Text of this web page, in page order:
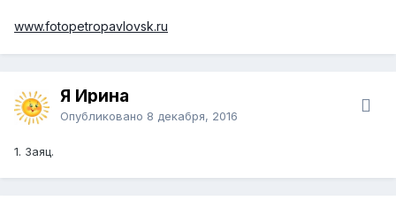
www.fotopetropavlovsk.ru
Я Ирина
Опубликовано 8 декабря, 2016
1. Заяц.